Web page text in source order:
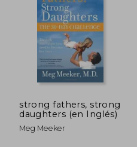
strong fathers, strong
daughters (en Inglés)
Meg Meeker